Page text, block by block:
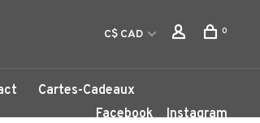
C$ CAD 0
Cartes-Cadeaux
Facebook
Instagram